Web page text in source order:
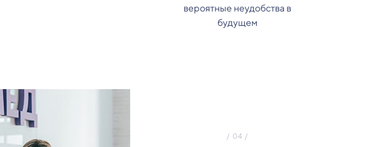
вероятные неудобства в
будущем